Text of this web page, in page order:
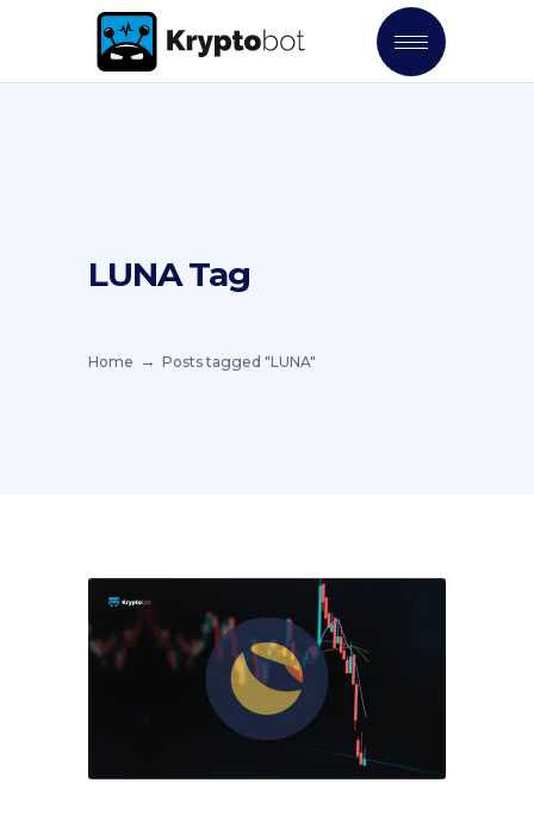
LUNA Tag
Home Posts tagged "LUNA"